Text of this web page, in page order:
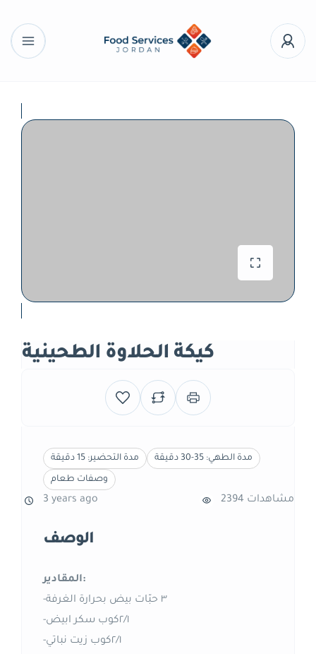
كيكة الحلاوة الطحينية
مدة التحضير: 15 دقيقة مدة الطهي: 35-30 دقيقة
وصفات طعام
3 years ago 2394 مشاهدات
الوصف
المقادير:
-٣ حبّات بيض بحرارة الغرفة
-٢/١كوب سكر ابيض
-٢/١كوب زيت نباتي